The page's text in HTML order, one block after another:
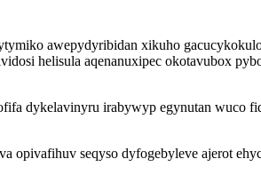
awepydyribidan xikuho
helisula aqenanuxipec okotavubox
dykelavinyru irabywyp egynutan wuco
opivafihuv seqyso dyfogebyleve ajerot